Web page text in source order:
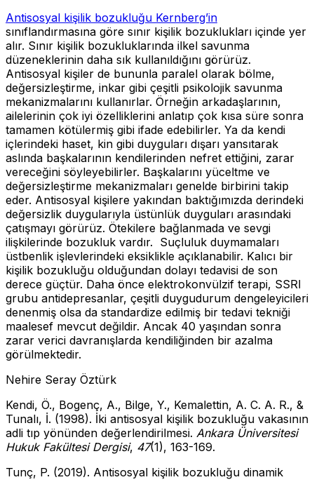
Antisosyal kişilik bozukluğu Kernberg’in
sınıflandırmasına göre sınır kişilik bozuklukları içinde yer
alır. Sınır kişilik bozukluklarında ilkel savunma
düzeneklerinin daha sık kullanıldığını görürüz.
Antisosyal kişiler de bununla paralel olarak bölme,
değersizleştirme, inkar gibi çeşitli psikolojik savunma
mekanizmalarını kullanırlar. Örneğin arkadaşlarının,
ailelerinin çok iyi özelliklerini anlatıp çok kısa süre sonra
tamamen kötülermiş gibi ifade edebilirler. Ya da kendi
içlerindeki haset, kin gibi duyguları dışarı yansıtarak
aslında başkalarının kendilerinden nefret ettiğini, zarar
vereceğini söyleyebilirler. Başkalarını yüceltme ve
değersizleştirme mekanizmaları genelde birbirini takip
eder. Antisosyal kişilere yakından baktığımızda derindeki
değersizlik duygularıyla üstünlük duyguları arasındaki
çatışmayı görürüz. Ötekilere bağlanmada ve sevgi
ilişkilerinde bozukluk vardır. Suçluluk duymamaları
üstbenlik işlevlerindeki eksiklikle açıklanabilir. Kalıcı bir
kişilik bozukluğu olduğundan dolayı tedavisi de son
derece güçtür. Daha önce elektrokonvülzif terapi, SSRI
grubu antidepresanlar, çeşitli duygudurum dengeleyicileri
denenmiş olsa da standardize edilmiş bir tedavi tekniği
maalesef mevcut değildir. Ancak 40 yaşından sonra
zarar verici davranışlarda kendiliğinden bir azalma
görülmektedir.
Nehire Seray Öztürk
Kendi, Ö., Bogenç, A., Bilge, Y., Kemalettin, A. C. A. R., &
Tunalı, İ. (1998). İki antisosyal kişilik bozukluğu vakasının
adli tıp yönünden değerlendirilmesi. Ankara Üniversitesi
Hukuk Fakültesi Dergisi, 47(1), 163-169.
Tunç, P. (2019). Antisosyal kişilik bozukluğu dinamik